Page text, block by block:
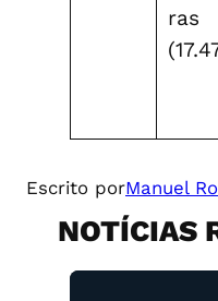
ras
Escrito porManuel
NOTÍCIAS